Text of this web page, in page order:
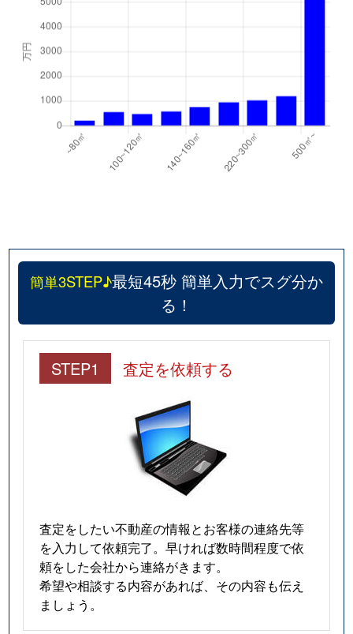
簡単3STEP♪最短45秒 簡単入力でスグ分か
る！
STEP1 査定を依頼する
査定をしたい不動産の情報とお客様の連絡先等
を入力して依頼完了。早ければ数時間程度で依
頼をした会社から連絡がきます。
希望や相談する内容があれば、その内容も伝え
ましょう。